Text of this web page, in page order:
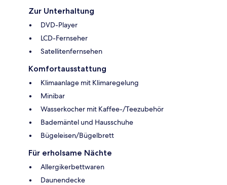
Zur Unterhaltung
DVD-Player
LCD-Fernseher
Satellitenfernsehen
Komfortausstattung
Klimaanlage mit Klimaregelung
Minibar
Wasserkocher mit Kaffee-/Teezubehör
Bademäntel und Hausschuhe
Bügeleisen/Bügelbrett
Für erholsame Nächte
Allergikerbettwaren
Daunendecke